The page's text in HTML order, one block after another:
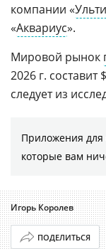
компании «
«Аквариус».
Мировой рынок
2026 г. составит
следует из
Приложения для
которые вам
Игорь Королев
ПОДЕЛИТЬСЯ